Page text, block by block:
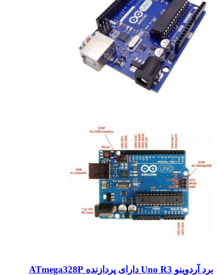
برد آردوینو Uno R3 دارای پردازنده ATmega328P